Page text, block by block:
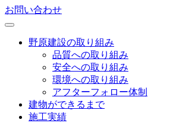
お問い合わせ
野原建設の取り組み
品質への取り組み
安全への取り組み
環境への取り組み
アフターフォロー体制
建物ができるまで
施工実績